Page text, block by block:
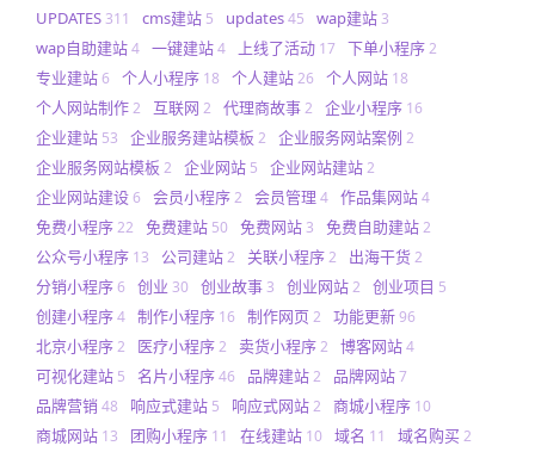
UPDATES 311 cms建站 5 updates45 wap建站 3
wap自助建站4 一键建站4 上线了活动 17 下单小程序2
专业建站6 个人小程序 18 个人建站26 个人网站 18
个人网站制作2 互联网 2 代理商故事2 企业小程序 16
企业建站 53 企业服务建站模板 2 企业服务网站案例 2
企业服务网站模板 2 企业网站 5 企业网站建站2
企业网站建设6 会员小程序2 会员管理 4 作品集网站4
免费小程序22 免费建站 50 免费网站 3 免费自助建站2
公众号小程序 13 公司建站2 关联小程序2 出海干货2
分销小程序6 创业 30 创业故事 3 创业网站2 创业项目 5
创建小程序4 制作小程序 16 制作网页 2 功能更新96
北京小程序2 医疗小程序2 卖货小程序2 博客网站4
可视化建站 5 名片小程序46 品牌建站2 品牌网站7
品牌营销 48 响应式建站 5 响应式网站2 商城小程序 10
商城网站 13 团购小程序 11 在线建站 10 域名 11 域名购买2